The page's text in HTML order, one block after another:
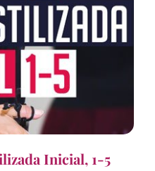
Inicial, 1-5